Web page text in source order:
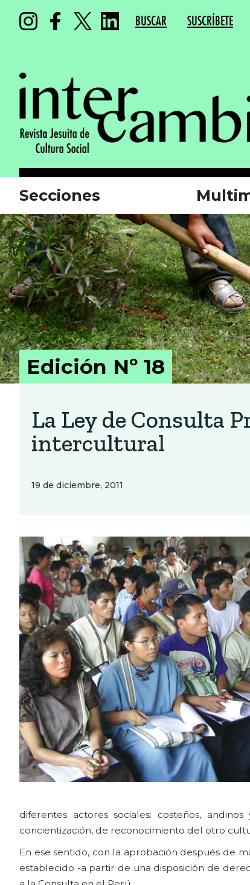
BUSCAR SUSCRÍBETE
Secciones
Edición Nº 18
La Ley de Consulta
intercultural
19 de diciembre, 2011
diferentes actores sociales: costeños,
concientización, de reconocimiento del otro
En ese sentido, con la aprobación después de
establecido -a partir de una disposición de